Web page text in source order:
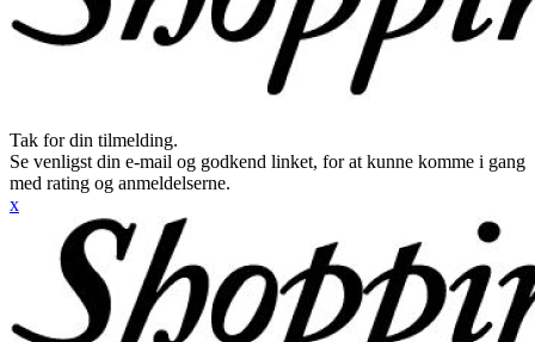
Tak for din tilmelding.
Se venligst din e-mail og godkend linket, for at kunne komme i gang
med rating og anmeldelserne.
x